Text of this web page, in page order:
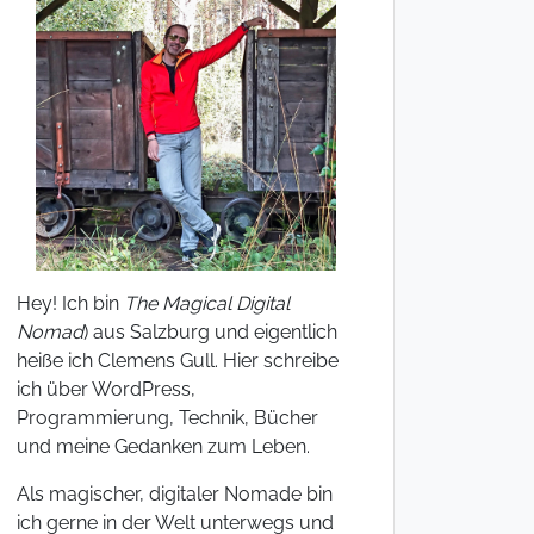
Hey! Ich bin The Magical Digital
Nomad) aus Salzburg und eigentlich
heiße ich Clemens Gull. Hier schreibe
ich über WordPress,
Programmierung, Technik, Bücher
und meine Gedanken zum Leben.
Als magischer, digitaler Nomade bin
ich gerne in der Welt unterwegs und